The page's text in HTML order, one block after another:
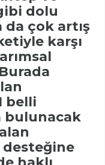
dolu
da çok artış
karşı
belli
bulunacak